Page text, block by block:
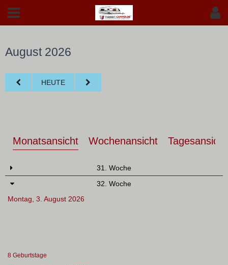
August 2026
HEUTE
Monatsansicht Wochenansicht Tagesansicht
31. Woche
32. Woche
Montag, 3. August 2026
8 Geburtstage